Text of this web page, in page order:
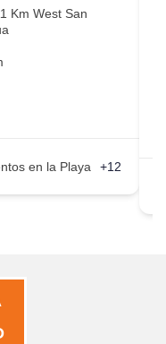
Km West San
en la Playa +12